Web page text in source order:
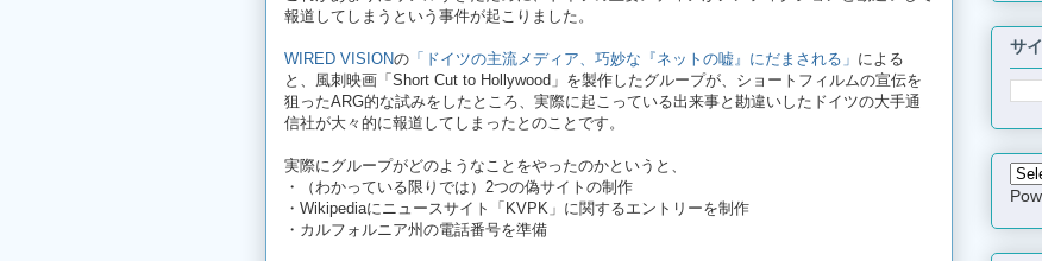
報道してしまうという事件が起こりました。
WIRED VISIONの 「ドイツの主流メディア、巧妙な『ネットの嘘』にだまされる」 による
と、風刺映画「Short Cut to Hollywood」を製作したグループが、ショートフィルムの宣伝を
狙ったARG的な試みをしたところ、実際に起こっている出来事と勘違いしたドイツの大手通
信社が大々的に報道してしまったとのことです。
実際にグループがどのようなことをやったのかというと、
・（わかっている限りでは）2つの偽サイトの制作
・Wikipediaにニュースサイト「KVPK」に関するエントリーを制作
・カルフォルニア州の電話番号を準備
サ